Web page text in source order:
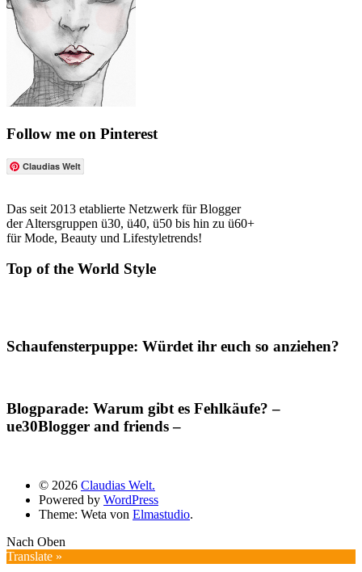
Follow me on Pinterest
Claudias Welt
Das seit 2013 etablierte Netzwerk für Blogger
der Altersgruppen ü30, ü40, ü50 bis hin zu ü60+
für Mode, Beauty und Lifestyletrends!
Top of the World Style
Schaufensterpuppe: Würdet ihr euch so anziehen?
Blogparade: Warum gibt es Fehlkäufe? –
ue30Blogger and friends –
© 2026 Claudias Welt.
Powered by WordPress
Theme: Weta von Elmastudio.
Nach Oben
Translate »